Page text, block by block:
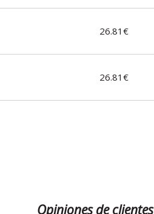
26.81€
26.81€
Opiniones de clientes